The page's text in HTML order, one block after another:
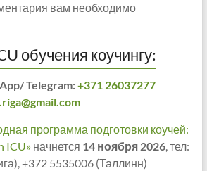
вам необходимо
обучения коучингу:
Telegram:+371 26037277
программа подготовки коучей:
ICU»начнется 14 ноября 2026, тел:
+372 5535006 (Таллинн)